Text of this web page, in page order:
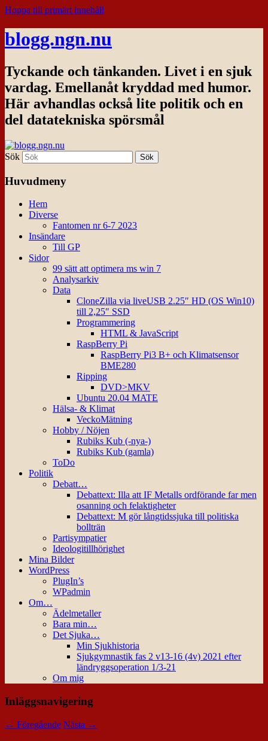
Hoppa till primärt innehåll
blogg.ngn.nu
Tyckande och tänkanden. Livet i en sjuk
vardag. Emellanåt kryddad med humor.
Här avhandlas också lite politik och en
del datatekniska spörsmål
Sök
Huvudmeny
Hem
Diverse
Fantomen nr 6-7 2023
Insändare
Till GP
Sidor
99 sätt att optimera ms win 7
Analysarkiv
Data
CloneZilla via liveUSB 2.25″ HD (OS Win10)
till 2,25″ SSD
Programmering
HTML & JavaScript
RaspBerry Pi
RaspBerry Pi3 B+ och Klimatsensor
BME280
Ripping
DVD>MKV
Ubuntu 20.04 MATE
Hälsa- & Klimat
VeckoMätning
Hobby / Nöjen
Rubiks Kub (-nya-)
Rubiks Kub (gamla)
ToDo
Politik
Debatt…
Debattext: Illa att IF Metalls ordförande far men
osanning och felaktigheter
Debattext: M gör långtidssjuka till politiska
bollträn
Partisympatier
Ideologitillhörighet
Mina Bilder
WordPress
PlugIn’s
WPadmin
Om…
Ädelmetaller
Bara min…
Det Sjuka…
Min Sjukhistoria
Sjukgymnastik fas 2 v13-16 (4v) 2021 efter
ländryggsoperation 1/3-21
Om mig
Inläggsnavigering
← Föregående Nästa →